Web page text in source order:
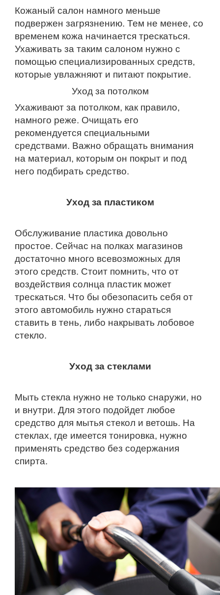
Кожаный салон намного меньше
подвержен загрязнению. Тем не менее, со
временем кожа начинается трескаться.
Ухаживать за таким салоном нужно с
помощью специализированных средств,
которые увлажняют и питают покрытие.
Уход за потолком
Ухаживают за потолком, как правило,
намного реже. Очищать его
рекомендуется специальными
средствами. Важно обращать внимания
на материал, которым он покрыт и под
него подбирать средство.
Уход за пластиком
Обслуживание пластика довольно
простое. Сейчас на полках магазинов
достаточно много всевозможных для
этого средств. Стоит помнить, что от
воздействия солнца пластик может
трескаться. Что бы обезопасить себя от
этого автомобиль нужно стараться
ставить в тень, либо накрывать лобовое
стекло.
Уход за стеклами
Мыть стекла нужно не только снаружи, но
и внутри. Для этого подойдет любое
средство для мытья стекол и ветошь. На
стеклах, где имеется тонировка, нужно
применять средство без содержания
спирта.